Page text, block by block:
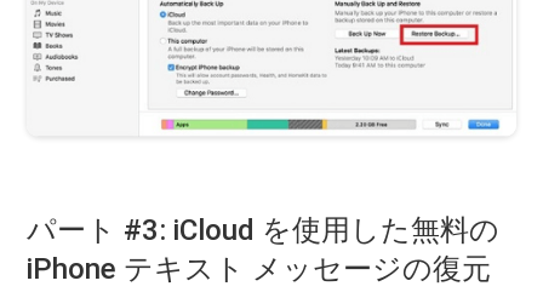
パート #3: iCloud を使用した無料の
iPhone テキスト メッセージの復元